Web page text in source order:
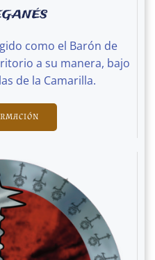
como el Barón de
a su manera, bajo
de la Camarilla.